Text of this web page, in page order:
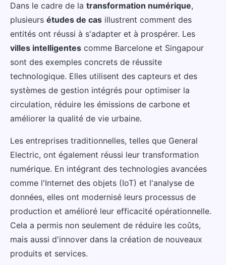
Dans le cadre de la transformation numérique,
plusieurs études de cas illustrent comment des
entités ont réussi à s'adapter et à prospérer. Les
villes intelligentes comme Barcelone et Singapour
sont des exemples concrets de réussite
technologique. Elles utilisent des capteurs et des
systèmes de gestion intégrés pour optimiser la
circulation, réduire les émissions de carbone et
améliorer la qualité de vie urbaine.
Les entreprises traditionnelles, telles que General
Electric, ont également réussi leur transformation
numérique. En intégrant des technologies avancées
comme l'Internet des objets (IoT) et l'analyse de
données, elles ont modernisé leurs processus de
production et amélioré leur efficacité opérationnelle.
Cela a permis non seulement de réduire les coûts,
mais aussi d'innover dans la création de nouveaux
produits et services.